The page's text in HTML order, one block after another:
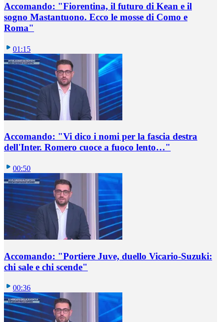
Accomando: "Fiorentina, il futuro di Kean e il
sogno Mastantuono. Ecco le mosse di Como e
Roma"
01:15
Accomando: "Vi dico i nomi per la fascia destra
dell'Inter. Romero cuoce a fuoco lento…"
00:50
Accomando: "Portiere Juve, duello Vicario-Suzuki:
chi sale e chi scende"
00:36